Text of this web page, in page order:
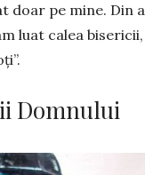
doar pe mine. Din
luat calea
Domnului